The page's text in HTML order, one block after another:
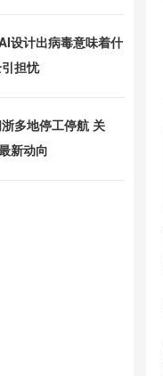
设计出病毒意味着什
担忧
多地停工停航 关
新动向